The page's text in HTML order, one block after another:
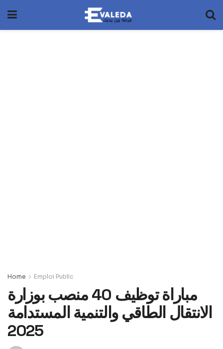
Home Emploi Public
مباراة توظيف 40 منصب بوزارة
الانتقال الطاقي والتنمية المستدامة
2025